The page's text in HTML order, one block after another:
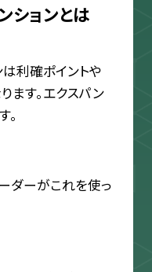
ションとは
は利確ポイントや
ます。エクスパン
ダーがこれを使っ